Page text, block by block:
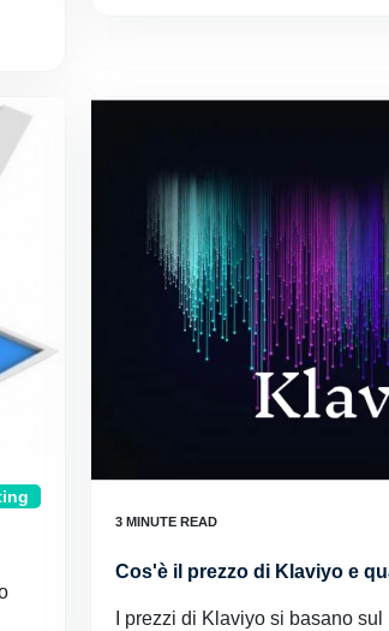
Cos'è il prezzo di Klaviyo e
I prezzi di Klaviyo si basano